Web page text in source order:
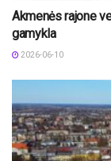
Akmenės rajone
gamykla
2026-06-10